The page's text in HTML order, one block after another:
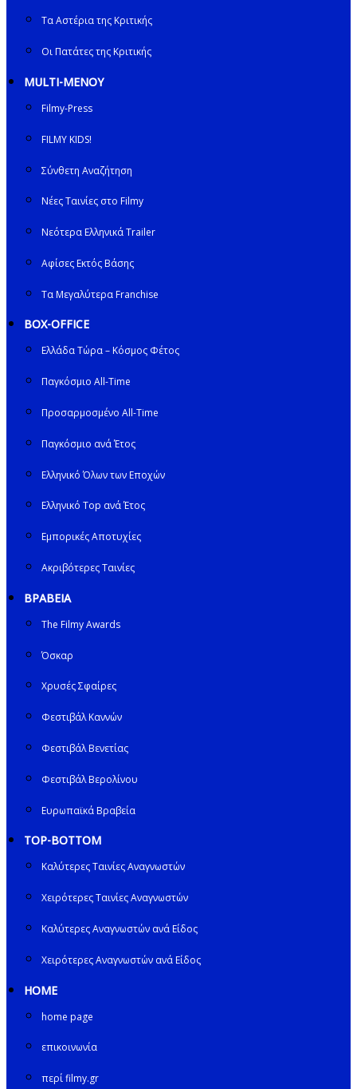
Τα Αστέρια της Κριτικής
Οι Πατάτες της Κριτικής
MULTI-ΜΕΝΟΥ
Filmy-Press
FILMY KIDS!
Σύνθετη Αναζήτηση
Νέες Ταινίες στο Filmy
Νεότερα Ελληνικά Trailer
Αφίσες Εκτός Βάσης
Τα Μεγαλύτερα Franchise
BOX-OFFICE
Ελλάδα Τώρα – Κόσμος Φέτος
Παγκόσμιο All-Time
Προσαρμοσμένο All-Time
Παγκόσμιο ανά Έτος
Ελληνικό Όλων των Εποχών
Ελληνικό Top ανά Έτος
Εμπορικές Αποτυχίες
Ακριβότερες Ταινίες
ΒΡΑΒΕΙΑ
The Filmy Awards
Όσκαρ
Χρυσές Σφαίρες
Φεστιβάλ Καννών
Φεστιβάλ Βενετίας
Φεστιβάλ Βερολίνου
Ευρωπαϊκά Βραβεία
TOP-BOTTOM
Καλύτερες Ταινίες Αναγνωστών
Χειρότερες Ταινίες Αναγνωστών
Καλύτερες Αναγνωστών ανά Είδος
Χειρότερες Αναγνωστών ανά Είδος
HOME
home page
επικοινωνία
περί filmy.gr